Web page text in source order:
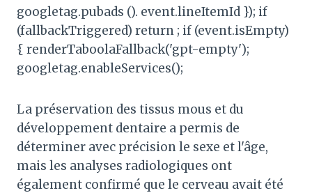
googletag.pubads (). event.lineItemId }); if
(fallbackTriggered) return ; if (event.isEmpty)
{ renderTaboolaFallback('gpt-empty');
googletag.enableServices();
La préservation des tissus mous et du
développement dentaire a permis de
déterminer avec précision le sexe et l'âge,
mais les analyses radiologiques ont
également confirmé que le cerveau avait été